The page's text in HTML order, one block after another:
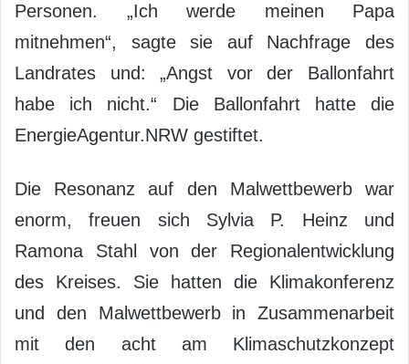
Personen. „Ich werde meinen Papa
mitnehmen“, sagte sie auf Nachfrage des
Landrates und: „Angst vor der Ballonfahrt
habe ich nicht.“ Die Ballonfahrt hatte die
EnergieAgentur.NRW gestiftet.
Die Resonanz auf den Malwettbewerb war
enorm, freuen sich Sylvia P. Heinz und
Ramona Stahl von der Regionalentwicklung
des Kreises. Sie hatten die Klimakonferenz
und den Malwettbewerb in Zusammenarbeit
mit den acht am Klimaschutzkonzept